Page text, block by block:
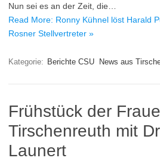
Nun sei es an der Zeit, die…
Read More: Ronny Kühnel löst Harald
Rosner Stellvertreter »
Kategorie: Berichte CSU News aus
Frühstück der
Tirschenreuth mit
Launert